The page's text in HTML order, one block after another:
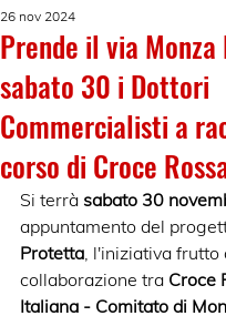
Prende il via
sabato 30 i Dottori
Commercialisti a
corso di Croce
26 nov 2024
Si terrà sabato 30
appuntamento del
Protetta, l'iniziativa frutto
collaborazione tra Croce
Italiana - Comitato di